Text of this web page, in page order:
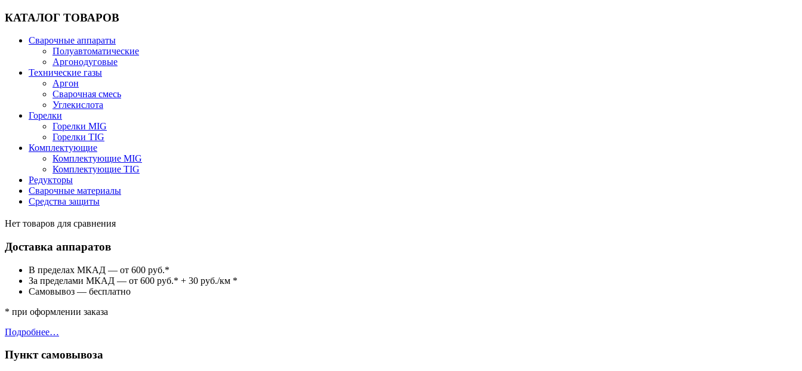
КАТАЛОГ ТОВАРОВ
Сварочные аппараты
Полуавтоматические
Аргонодуговые
Технические газы
Аргон
Сварочная смесь
Углекислота
Горелки
Горелки MIG
Горелки TIG
Комплектующие
Комплектующие MIG
Комплектующие TIG
Редукторы
Сварочные материалы
Средства защиты
Нет товаров для сравнения
Доставка аппаратов
В пределах МКАД — от 600 руб.*
За пределами МКАД — от 600 руб.* + 30 руб./км *
Самовывоз — бесплатно
* при оформлении заказа
Подробнее…
Пункт самовывоза